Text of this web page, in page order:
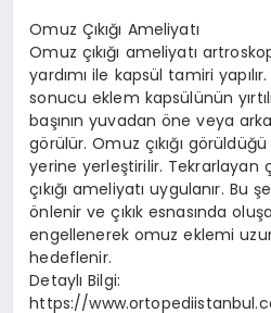
Omuz Çıkığı Ameliyatı
Omuz çıkığı ameliyatı
yardımı ile kapsül tamiri
sonucu eklem kapsülünün
başının yuvadan öne veya
görülür. Omuz çıkığı
yerine yerleştirilir. Tekrarlayan
çıkığı ameliyatı uygulanır. Bu
önlenir ve çıkık esnasında
engellenerek omuz eklemi
hedeflenir.
Detaylı Bilgi:
https://